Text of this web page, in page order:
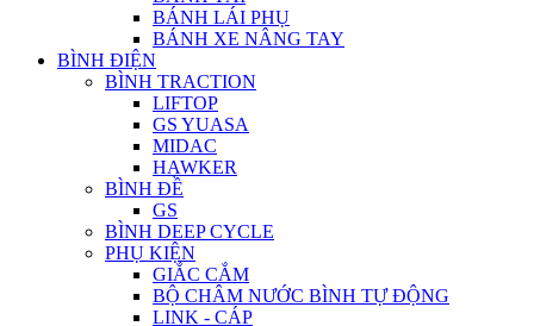
BÁNH LÁI PHỤ
BÁNH XE NÂNG TAY
BÌNH ĐIỆN
BÌNH TRACTION
LIFTOP
GS YUASA
MIDAC
HAWKER
BÌNH ĐỀ
GS
BÌNH DEEP CYCLE
PHỤ KIỆN
GIẮC CẮM
BỘ CHÂM NƯỚC BÌNH TỰ ĐỘNG
LINK - CÁP